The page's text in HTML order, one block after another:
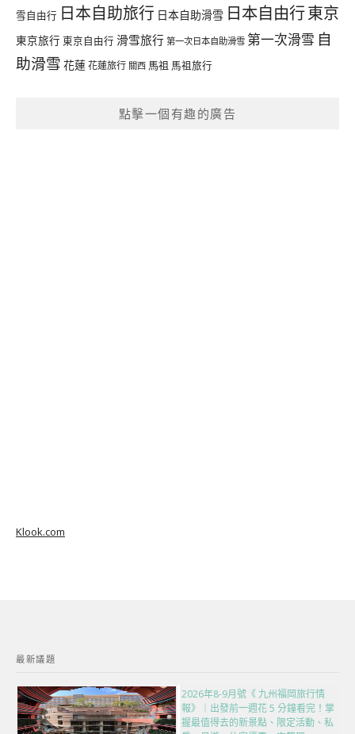
雪自由行 日本自助旅行 日本自助滑雪 日本自由行東京
東京旅行 東京自由行 滑雪旅行 第一次日本自助滑雪 第一次滑雪 自
助滑雪 花蓮花蓮旅行 關西 馬祖 馬祖旅行
點擊一個有趣的廣告
Klook.com
最新議題
2026年8-9月號《 九州福岡旅行情
報》｜出發前一週花 5 分鐘看完！掌
握最值得去的新景點、限定活動、私